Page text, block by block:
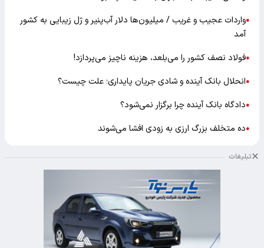
●واردات عجیب و غریب / میلیون‌ها دلار آب‌پنیر و ژل زیبایی به کشور
آمد
●فولاد نصف کشور را می‌بلعد، هزینه ناچیز می‌پردازد!
●انحلال بانک آینده و شادی جریان پایداری؛ علت چیست؟
●دادگاه بانک آینده چرا برگزار نمی‌شود؟
●ده متخلف بزرگ ارزی به زودی افشا می‌شوند
تبلیغات